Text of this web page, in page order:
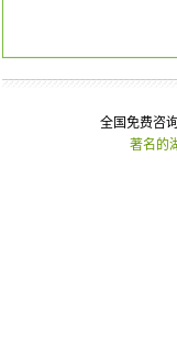
全国免费咨询
著名的